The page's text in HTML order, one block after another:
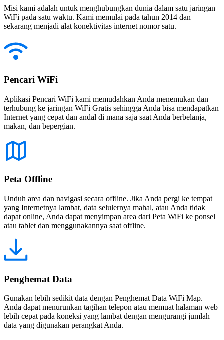
Misi kami adalah untuk menghubungkan dunia dalam satu jaringan
WiFi pada satu waktu. Kami memulai pada tahun 2014 dan
sekarang menjadi alat konektivitas internet nomor satu.
Pencari WiFi
Aplikasi Pencari WiFi kami memudahkan Anda menemukan dan
terhubung ke jaringan WiFi Gratis sehingga Anda bisa mendapatkan
Internet yang cepat dan andal di mana saja saat Anda berbelanja,
makan, dan bepergian.
Peta Offline
Unduh area dan navigasi secara offline. Jika Anda pergi ke tempat
yang Internetnya lambat, data selulernya mahal, atau Anda tidak
dapat online, Anda dapat menyimpan area dari Peta WiFi ke ponsel
atau tablet dan menggunakannya saat offline.
Penghemat Data
Gunakan lebih sedikit data dengan Penghemat Data WiFi Map.
Anda dapat menurunkan tagihan telepon atau memuat halaman web
lebih cepat pada koneksi yang lambat dengan mengurangi jumlah
data yang digunakan perangkat Anda.